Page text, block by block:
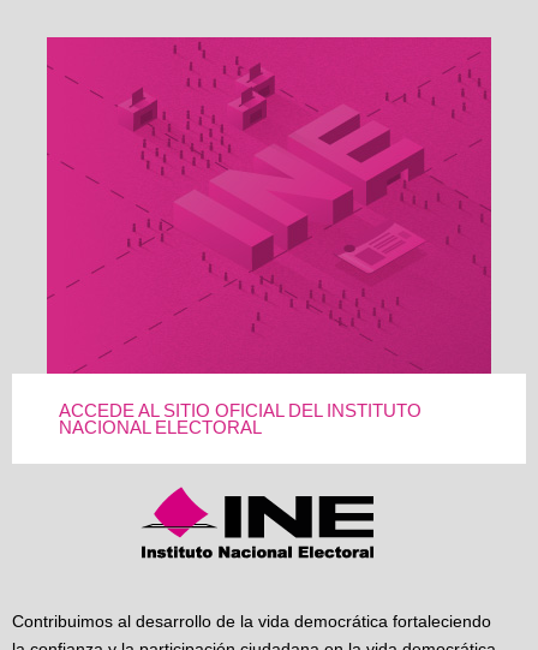
ACCEDE AL SITIO OFICIAL DEL INSTITUTO
NACIONAL ELECTORAL
Contribuimos al desarrollo de la vida democrática fortaleciendo